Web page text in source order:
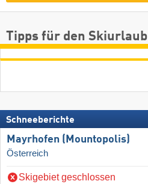
Tipps für den Skiurlaub
Schneeberichte
Mayrhofen (Mountopolis)
Österreich
Skigebiet geschlossen